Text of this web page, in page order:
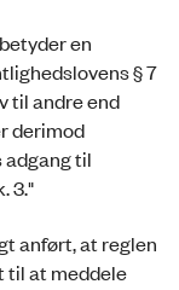
en
§ 7
til andre end
derimod
til
3."
anført, at reglen
til at meddele